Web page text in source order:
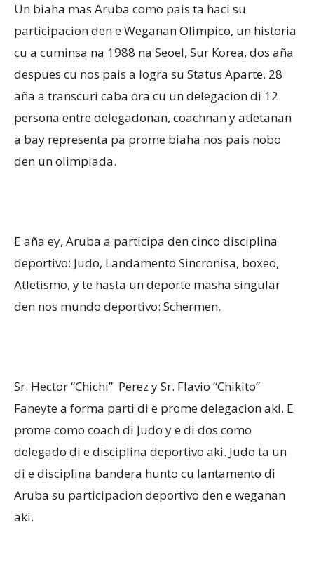
Un biaha mas Aruba como pais ta haci su
participacion den e Weganan Olimpico, un historia
cu a cuminsa na 1988 na Seoel, Sur Korea, dos aña
despues cu nos pais a logra su Status Aparte. 28
aña a transcuri caba ora cu un delegacion di 12
persona entre delegadonan, coachnan y atletanan
a bay representa pa prome biaha nos pais nobo
den un olimpiada.
E aña ey, Aruba a participa den cinco disciplina
deportivo: Judo, Landamento Sincronisa, boxeo,
Atletismo, y te hasta un deporte masha singular
den nos mundo deportivo: Schermen.
Sr. Hector “Chichi” Perez y Sr. Flavio “Chikito”
Faneyte a forma parti di e prome delegacion aki. E
prome como coach di Judo y e di dos como
delegado di e disciplina deportivo aki. Judo ta un
di e disciplina bandera hunto cu lantamento di
Aruba su participacion deportivo den e weganan
aki.